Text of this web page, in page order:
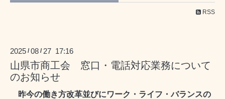
RSS
2025 /08 / 27 17:16
山県市商工会 窓口・電話対応業務について
のお知らせ
昨今の働き方改革並びにワーク・ライフ・バランスの